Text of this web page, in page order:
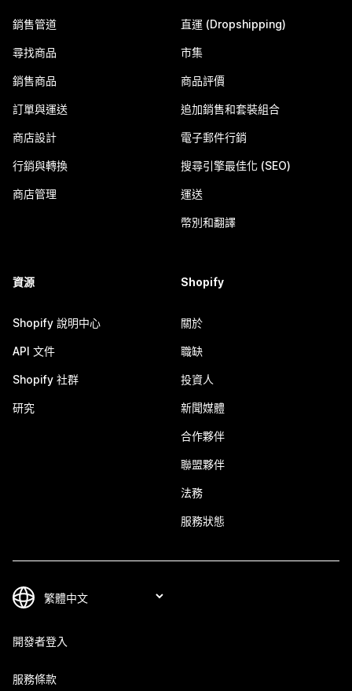
銷售管道
尋找商品
銷售商品
訂單與運送
商店設計
行銷與轉換
商店管理
直運 (Dropshipping)
市集
商品評價
追加銷售和套裝組合
電子郵件行銷
搜尋引擎最佳化 (SEO)
運送
幣別和翻譯
資源
Shopify 說明中心
API 文件
Shopify 社群
研究
Shopify
關於
職缺
投資人
新聞媒體
合作夥伴
聯盟夥伴
法務
服務狀態
開發者登入
服務條款